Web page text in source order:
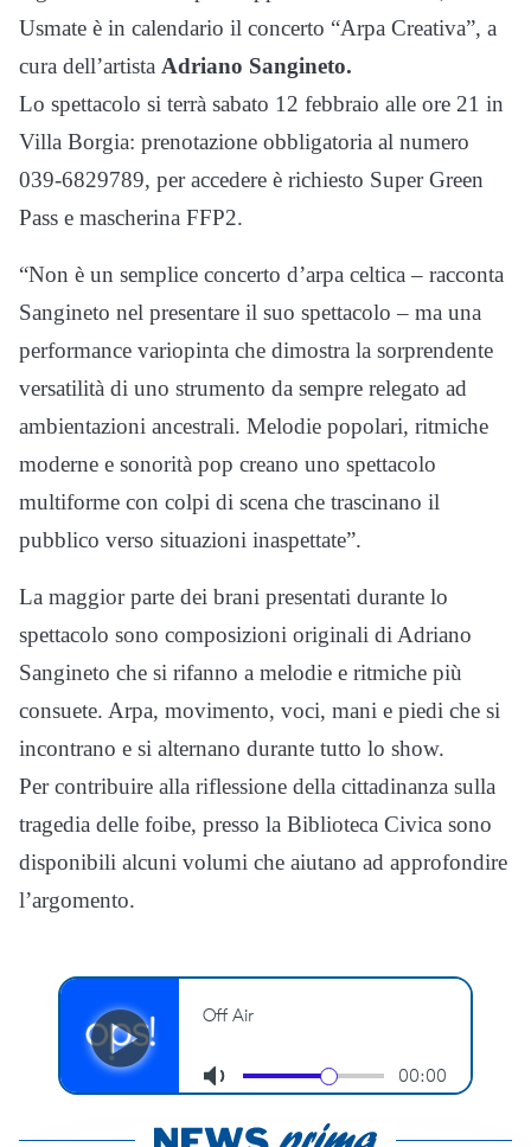
Usmate è in calendario il concerto “Arpa Creativa”, a
cura dell’artista Adriano Sangineto.
Lo spettacolo si terrà sabato 12 febbraio alle ore 21 in
Villa Borgia: prenotazione obbligatoria al numero
039-6829789, per accedere è richiesto Super Green
Pass e mascherina FFP2.
“Non è un semplice concerto d’arpa celtica – racconta
Sangineto nel presentare il suo spettacolo – ma una
performance variopinta che dimostra la sorprendente
versatilità di uno strumento da sempre relegato ad
ambientazioni ancestrali. Melodie popolari, ritmiche
moderne e sonorità pop creano uno spettacolo
multiforme con colpi di scena che trascinano il
pubblico verso situazioni inaspettate”.
La maggior parte dei brani presentati durante lo
spettacolo sono composizioni originali di Adriano
Sangineto che si rifanno a melodie e ritmiche più
consuete. Arpa, movimento, voci, mani e piedi che si
incontrano e si alternano durante tutto lo show.
Per contribuire alla riflessione della cittadinanza sulla
tragedia delle foibe, presso la Biblioteca Civica sono
disponibili alcuni volumi che aiutano ad approfondire
l’argomento.